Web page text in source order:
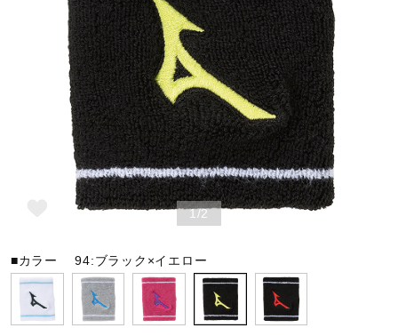
トレーニング
野球
ゴルフ
バレーボール
1/2
■カラー94:ブラック×イエロー